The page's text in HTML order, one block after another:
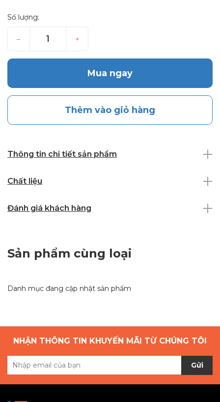
Số lượng:
– +
Mua ngay
Thêm vào giỏ hàng
Thông tin chi tiết sản phẩm
Chất liệu
Đánh giá khách hàng
Sản phẩm cùng loại
Danh mục đang cập nhật sản phẩm
NHẬN THÔNG TIN KHUYẾN MÃI TỪ CHÚNG TÔI
Gửi